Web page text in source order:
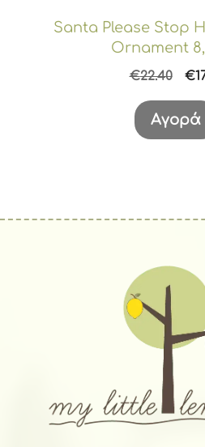
Santa Please Stop
Ornament
€22.40
was:
€
Αγορά